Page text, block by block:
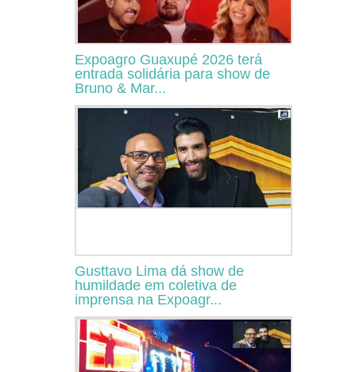
Expoagro Guaxupé 2026 terá
entrada solidária para show de
Bruno & Mar...
Gusttavo Lima dá show de
humildade em coletiva de
imprensa na Expoagr...